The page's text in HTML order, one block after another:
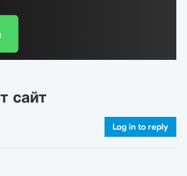
сайт
Log in to reply